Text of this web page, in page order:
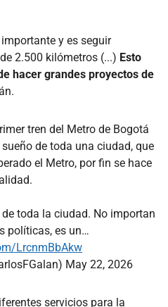
y es seguir
2.500 kilómetros (...) Esto
hacer grandes proyectos de
tren del Metro de Bogotá
de toda una ciudad, que
el Metro, por fin se hace
toda la ciudad. No importan
políticas, es un…
LrcnmBbAkw
May 22, 2026
servicios para la